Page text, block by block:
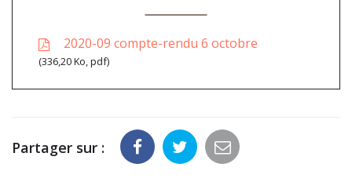
2020-09 compte-rendu 6 octobre
336,20 Ko, pdf
Partager sur :